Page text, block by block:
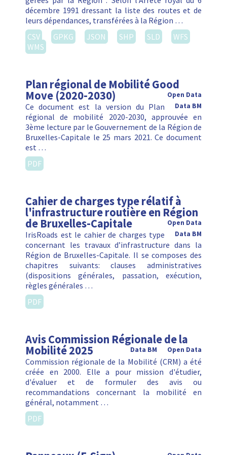
décembre 1991 dressant la liste des routes et de
leurs dépendances, transférées à la Région …
CSV
GPKG JSON SHP SLD
WFS
WMS
Plan régional de Mobilité Good
Move (2020-2030)
Open Data
Data BM
Ce document est la version du Plan
régional de mobilité 2020-2030, approuvée en
3ème lecture par le Gouvernement de la Région de
Bruxelles-Capitale le 25 mars 2021. Ce document
est …
PDF
Cahier de charges type rélatif à
l'infrastructure routière en Région
de Bruxelles-Capitale
Open Data
Data BM
IrisRoads est le cahier de charges type
concernant les travaux d’infrastructure dans la
Région de Bruxelles-Capitale. Il se composes des
chapitres suivants: clauses administratives
(dispositions générales, passation, exécution,
règles générales …
PDF
Avis Commission Régionale de la
Mobilité 2025 Open Data
Data BM
Commission régionale de la Mobilité (CRM) a été
créée en 2000. Elle a pour mission d'étudier,
d'évaluer et de formuler des avis ou
recommandations concernant la mobilité en
général, notamment …
PDF